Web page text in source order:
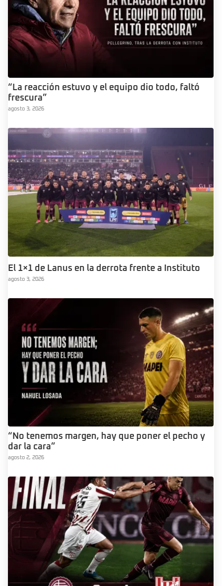
“La reacción estuvo y el equipo dio todo, faltó
frescura”
agosto 3, 2026
El 1×1 de Lanus en la derrota frente a Instituto
agosto 3, 2026
“No tenemos margen, hay que poner el pecho y
dar la cara”
agosto 2, 2026